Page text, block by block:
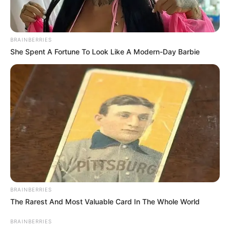
ACTIVAR AHORA
TEMAS DESTACADOS
EMERGENCIAS POR LLUVIAS
METRO DE MEDELLÍN
ELECCIONES PRESIDENCIALES
MARINILLA - ANTIOQUIA
EPM
YONDÓ - ANTIOQUIA
RIONEGRO
BRAINBERRIES
She Spent A Fortune To Look Like A Modern-Day Barbie
BRAINBERRIES
The Rarest And Most Valuable Card In The Whole World
BRAINBERRIES